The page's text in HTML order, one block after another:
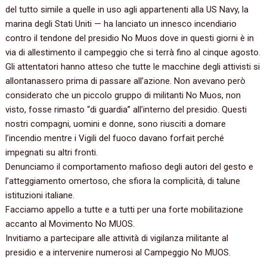
del tutto simile a quelle in uso agli appartenenti alla US Navy, la
marina degli Stati Uniti — ha lanciato un innesco incendiario
contro il tendone del presidio No Muos dove in questi giorni è in
via di allestimento il campeggio che si terrà fino al cinque agosto.
Gli attentatori hanno atteso che tutte le macchine degli attivisti si
allontanassero prima di passare all’azione. Non avevano però
considerato che un piccolo gruppo di militanti No Muos, non
visto, fosse rimasto “di guardia” all’interno del presidio. Questi
nostri compagni, uomini e donne, sono riusciti a domare
l’incendio mentre i Vigili del fuoco davano forfait perché
impegnati su altri fronti.
Denunciamo il comportamento mafioso degli autori del gesto e
l’atteggiamento omertoso, che sfiora la complicità, di talune
istituzioni italiane.
Facciamo appello a tutte e a tutti per una forte mobilitazione
accanto al Movimento No MUOS.
Invitiamo a partecipare alle attività di vigilanza militante al
presidio e a intervenire numerosi al Campeggio No MUOS.